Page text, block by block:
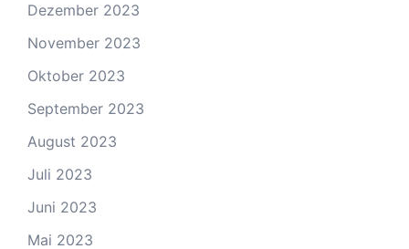
Dezember 2023
November 2023
Oktober 2023
September 2023
August 2023
Juli 2023
Juni 2023
Mai 2023